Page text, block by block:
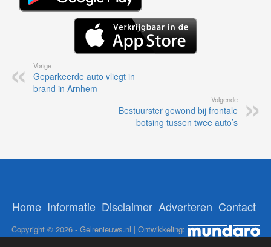
Vorige
Geparkeerde auto vliegt in
brand in Arnhem
Volgende
Bestuurster gewond bij frontale
botsing tussen twee auto’s
Home Informatie Disclaimer Adverteren Contact
Copyright © 2026 - Gelrenieuws.nl | Ontwikkeling: